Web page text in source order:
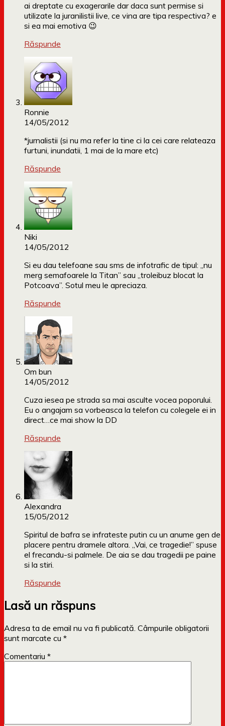
ai dreptate cu exagerarile dar daca sunt permise si
utilizate la juranilistii live, ce vina are tipa respectiva? e
si ea mai emotiva 😉
Răspunde
Ronnie
14/05/2012
*jurnalistii (si nu ma refer la tine ci la cei care relateaza
furtuni, inundatii, 1 mai de la mare etc)
Răspunde
Niki
14/05/2012
Si eu dau telefoane sau sms de infotrafic de tipul: „nu
merg semafoarele la Titan” sau „troleibuz blocat la
Potcoava”. Sotul meu le apreciaza.
Răspunde
Om bun
14/05/2012
Cuza iesea pe strada sa mai asculte vocea poporului.
Eu o angajam sa vorbeasca la telefon cu colegele ei in
direct…ce mai show la DD
Răspunde
Alexandra
15/05/2012
Spiritul de bafra se infrateste putin cu un anume gen de
placere pentru dramele altora. „Vai, ce tragedie!” spuse
el frecandu-si palmele. De aia se dau tragedii pe paine
si la stiri.
Răspunde
Lasă un răspuns
Adresa ta de email nu va fi publicată. Câmpurile obligatorii
sunt marcate cu *
Comentariu *